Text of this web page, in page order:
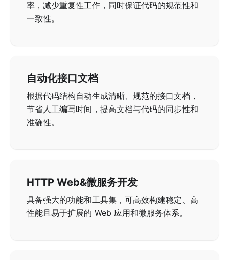
率，减少重复性工作，同时保证代码的规范性和
一致性。
自动化接口文档
根据代码结构自动生成清晰、规范的接口文档，
节省人工编写时间，提高文档与代码的同步性和
准确性。
HTTP Web&微服务开发
具备强大的功能和工具集，可高效构建稳定、高
性能且易于扩展的 Web 应用和微服务体系。